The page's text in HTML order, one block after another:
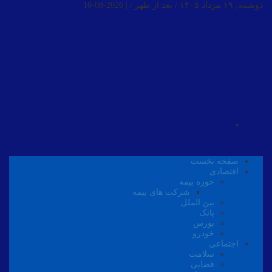
دوشنبه, ۱۹ مرداد ۱۴۰۵ / بعد از ظهر / 2026-08-10
صفحه نخست
اقتصادی
حوزه بیمه
شرکت های بیمه
بین الملل
بانک
بورس
خودرو
اجتماعی
سلامت
قضایی